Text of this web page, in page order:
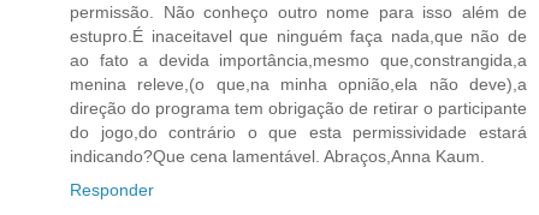
permissão. Não conheço outro nome para isso além de
estupro.É inaceitavel que ninguém faça nada,que não de
ao fato a devida importância,mesmo que,constrangida,a
menina releve,(o que,na minha opnião,ela não deve),a
direção do programa tem obrigação de retirar o participante
do jogo,do contrário o que esta permissividade estará
indicando?Que cena lamentável. Abraços,Anna Kaum.
Responder